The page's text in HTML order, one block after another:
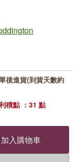
加入購物車
後進貨(到貨天數約
積點 ：31 點